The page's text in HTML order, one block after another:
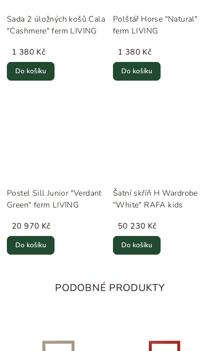
Sada 2 úložných košů Cala
"Cashmere" ferm LIVING
1 380 Kč
Do košíku
Polštář Horse "Natural"
ferm LIVING
1 380 Kč
Do košíku
Postel Sill Junior "Verdant
Green" ferm LIVING
20 970 Kč
Do košíku
Šatní skříň H Wardrobe
"White" RAFA kids
50 230 Kč
Do košíku
PODOBNÉ PRODUKTY